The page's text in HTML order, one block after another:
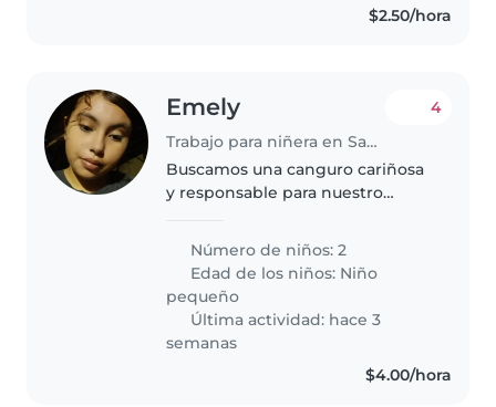
$2.50/hora
Emely
Trabajo para niñera en San Salvador
4
Buscamos una canguro cariñosa
y responsable para nuestro
alguien que sepa ayudar con las
tareas y le guste jugar, y que
pueda cuidarlo en nuestro
hogar...
Número de niños: 2
Edad de los niños: Niño
pequeño
Última actividad: hace 3
semanas
$4.00/hora